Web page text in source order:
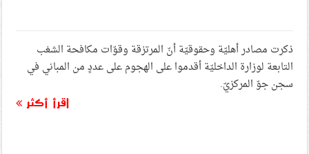
ذكرت مصادر أهليّة وحقوقيّة أنّ المرتزقة وقوّات مكافحة الشغب
التابعة لوزارة الداخليّة أقدموا على الهجوم على عددٍ من المباني في
سجن جوّ المركزيّ.
اقرأ أكثر